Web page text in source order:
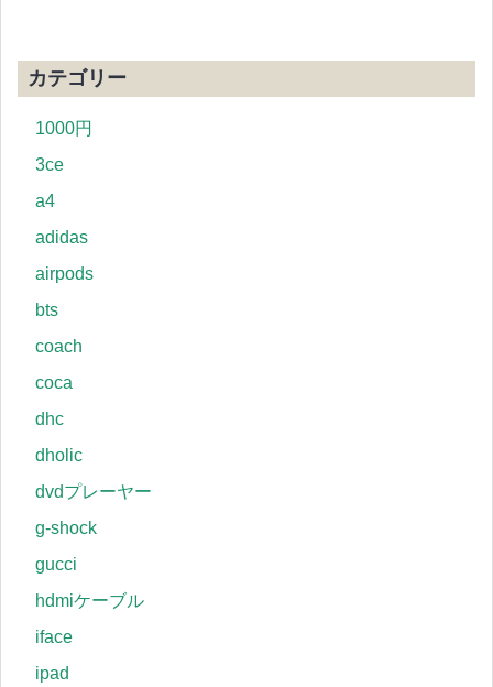
カテゴリー
1000円
3ce
a4
adidas
airpods
bts
coach
coca
dhc
dholic
dvdプレーヤー
g-shock
gucci
hdmiケーブル
iface
ipad